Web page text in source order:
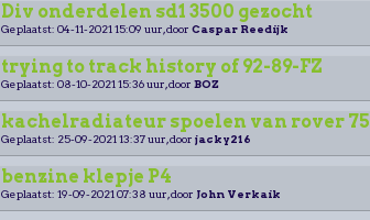
Div onderdelen sd1 3500 gezocht
Geplaatst: 04-11-2021 15:09 uur, door Caspar Reedijk
trying to track history of 92-89-FZ
Geplaatst: 08-10-2021 15:36 uur, door BOZ
kachelradiateur spoelen van rover 75
Geplaatst: 25-09-2021 13:37 uur, door jacky216
benzine klepje P4
Geplaatst: 19-09-2021 07:38 uur, door John Verkaik